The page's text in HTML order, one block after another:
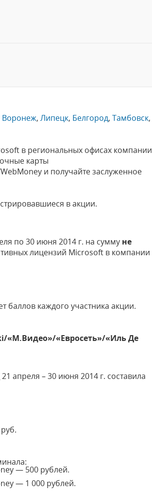
Воронеж,Липецк, Белгород,Тамбовск,
в региональных офисах компании
карты
и получайте заслуженное
в акции.
по 30 июня 2014 г. на сумму не
лицензий Microsoft в компании
баллов каждого участника акции.
«М.Видео»/«Евросеть»/«Иль Де
апреля – 30 июня 2014 г. составила
— 500 рублей.
— 1 000 рублей.